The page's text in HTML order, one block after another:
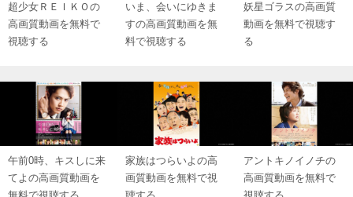
超少女ＲＥＩＫＯの
高画質動画を無料で
視聴する
いま、会いにゆきま
すの高画質動画を無
料で視聴する
妖星ゴラスの高画質
動画を無料で視聴す
る
午前0時、キスしに来
てよの高画質動画を
家族はつらいよの高
画質動画を無料で視
アントキノイノチの
高画質動画を無料で